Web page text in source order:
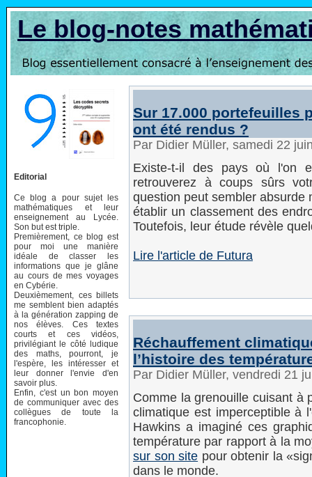
Le blog-notes
Editorial
Ce blog a pour sujet les
mathématiques et leur
enseignement au Lycée.
Son but est triple.
Premièrement, ce blog est
pour moi une manière
idéale de classer les
informations que je glâne
au cours de mes voyages
en Cybérie.
Deuxièmement, ces billets
me semblent bien adaptés
à la génération zapping de
nos élèves. Ces textes
courts et ces vidéos,
privilégiant le côté ludique
des maths, pourront, je
l'espère, les intéresser et
leur donner l'envie d'en
savoir plus.
Enfin, c'est un bon moyen
de communiquer avec des
collègues de toute la
francophonie.
Sur 17.000 portefeuilles
ont été rendus ?
Par Didier Müller, samedi 22
Existe-t-il des pays où l'on
retrouverez à coups sûrs
question peut sembler absurde
établir un classement des
Toutefois, leur étude révèle
Lire l'article de Futura
Réchauffement
l’histoire des
Par Didier Müller, vendredi 21
Comme la grenouille cuisant à
climatique est imperceptible à
Hawkins a imaginé ces
température par rapport à la
sur son site pour obtenir la
dans le monde.